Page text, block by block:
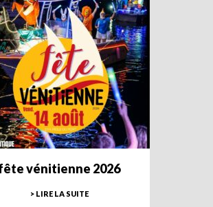
vénitienne 2026
> LIRE LA SUITE